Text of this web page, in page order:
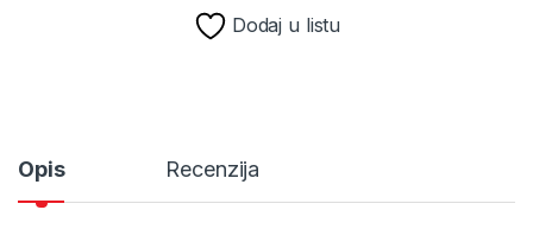
Dodaj u listu
Opis Recenzija